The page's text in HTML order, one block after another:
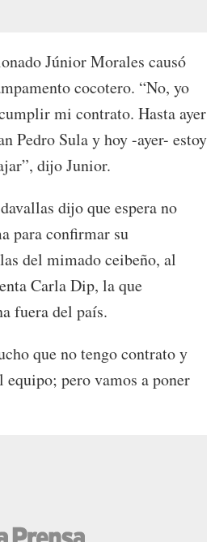
Júnior Morales causó
cocotero. “No, yo
mi contrato. Hasta ayer
Pedro Sula y hoy -ayer- estoy
dijo Junior.
dijo que espera no
para confirmar su
del mimado ceibeño, al
Carla Dip, la que
fuera del país.
que no tengo contrato y
equipo; pero vamos a poner